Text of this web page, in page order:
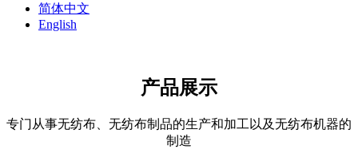
简体中文
English
产品展示
专门从事无纺布、无纺布制品的生产和加工以及无纺布机器的
制造